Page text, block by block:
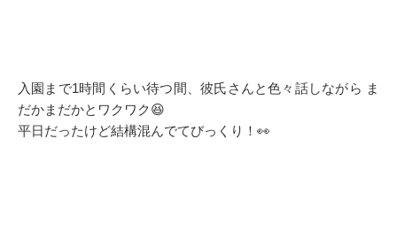
入園まで1時間くらい待つ間、彼氏さんと色々話しながら ま
だかまだかとワクワク😆
平日だったけど結構混んでてびっくり！👀